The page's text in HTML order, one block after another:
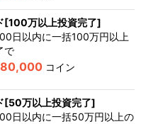
[100万以上投資完了]
日以内に一括100万円以上
で
コイン
[50万以上投資完了]
日以内に一括50万円以上の